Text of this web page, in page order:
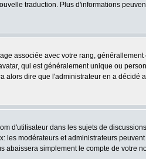
traduction. Plus d'informations
associée avec votre rang,
qui est généralement unique ou
dire que l'administrateur en a
d'utilisateur dans les sujets de
modérateurs et administrateurs
abaissera simplement le compte de votre